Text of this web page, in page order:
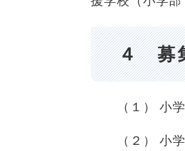
４ 募
（１） 小学
（２） 小学